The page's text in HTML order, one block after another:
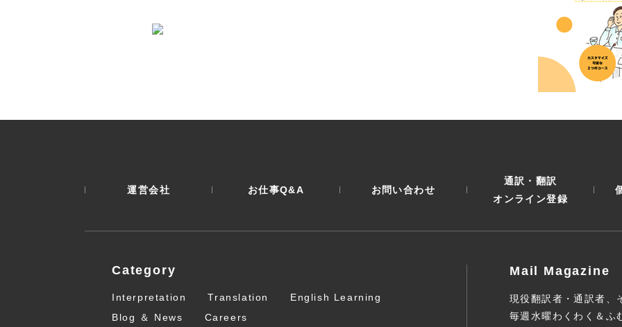
運営会社 お仕事Q&A お問い合わせ
通訳・翻訳
オンライン登録
Category
Interpretation Translation
English Learning
Blog ＆ News
Careers
Mail Magazine
現役翻訳者・通訳者、
毎週水曜わくわく＆ふ